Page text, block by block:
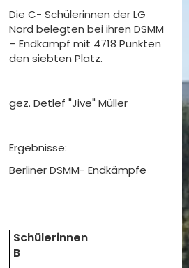
Die C- Schülerinnen der LG
Nord belegten bei ihren DSMM
– Endkampf mit 4718 Punkten
den siebten Platz.
gez. Detlef "Jive" Müller
Ergebnisse:
Berliner DSMM- Endkämpfe
Schülerinnen
B